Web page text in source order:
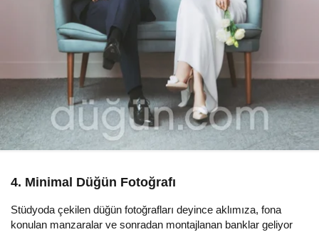
4. Minimal Düğün Fotoğrafı
Stüdyoda çekilen düğün fotoğrafları deyince aklımıza, fona
konulan manzaralar ve sonradan montajlanan banklar geliyor